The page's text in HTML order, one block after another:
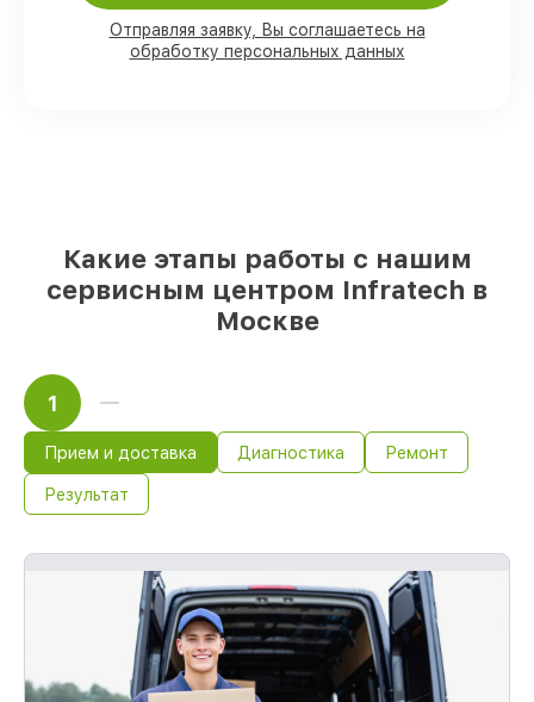
доставляются быстро
Оригинальные комплектующие
Отправляя заявку, Вы соглашаетесь на
обработку персональных данных
Какие этапы работы с нашим
сервисным центром Infratech в
Москве
1
Прием и доставка Диагностика Ремонт
Результат